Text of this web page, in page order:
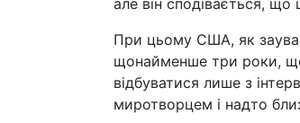
При цьому США, як
щонайменше три роки,
відбуватися лише з
миротворцем і надто